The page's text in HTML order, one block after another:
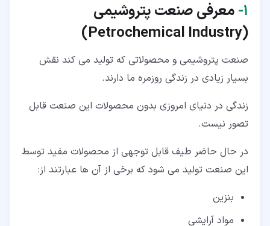
۱‏- معرفی صنعت پتروشیمی
(
Petrochemical Industry
)
صنعت پتروشیمی و محصولاتی که تولید می کند نقش
بسیار زیادی در زندگی روزمره ما دارند.
زندگی در دنیای امروزی بدون محصولات این صنعت قابل
تصور نیست.
در حال حاضر طیف قابل توجهی از محصولات مفید توسط
این صنعت تولید می شود که برخی از آن ها عبارتند از:
بنزین
مواد آرایشی